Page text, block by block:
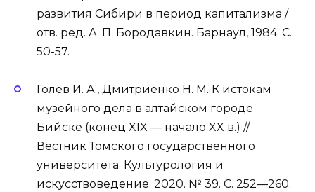
развития Сибири в период капитализма /
отв. ред. А. П. Бородавкин. Барнаул, 1984. С.
50-57.
Голев И. А., Дмитриенко Н. М. К истокам
музейного дела в алтайском городе
Бийске (конец XIX — начало XX в.) //
Вестник Томского государственного
университета. Культурология и
искусствоведение. 2020. № 39. С. 252—260.